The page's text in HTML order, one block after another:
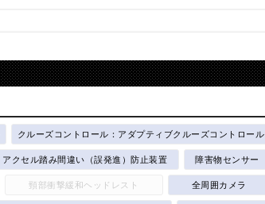
クルーズコントロール：アダプティブクルーズコントロール
アクセル踏み間違い（誤発進）防止装置 障害物センサー
頸部衝撃緩和ヘッドレスト 全周囲カメラ